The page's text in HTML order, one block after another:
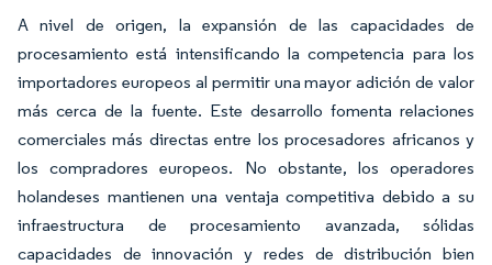
A nivel de origen, la expansión de las capacidades de
procesamiento está intensificando la competencia para los
importadores europeos al permitir una mayor adición de valor
más cerca de la fuente. Este desarrollo fomenta relaciones
comerciales más directas entre los procesadores africanos y
los compradores europeos. No obstante, los operadores
holandeses mantienen una ventaja competitiva debido a su
infraestructura de procesamiento avanzada, sólidas
capacidades de innovación y redes de distribución bien